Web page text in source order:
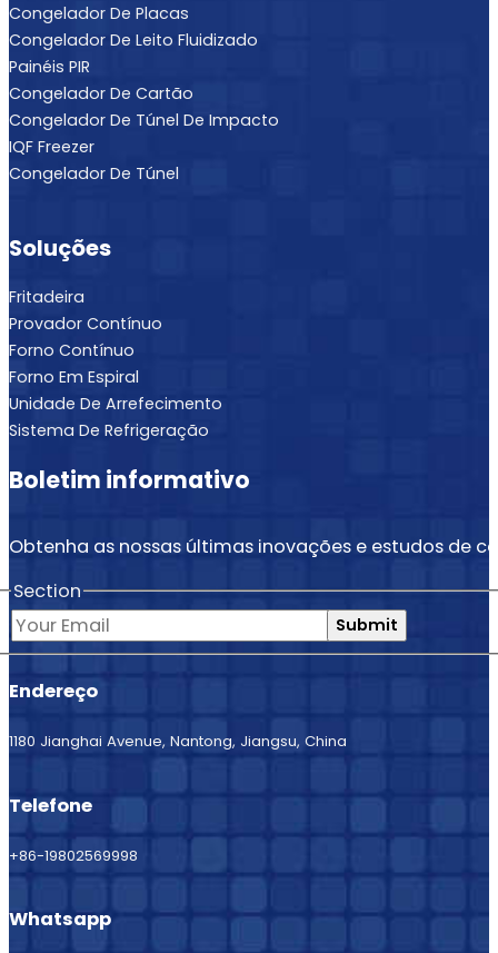
Congelador De Placas
Congelador De Leito Fluidizado
Painéis PIR
Congelador De Cartão
Congelador De Túnel De Impacto
IQF Freezer
Congelador De Túnel
Soluções
Fritadeira
Provador Contínuo
Forno Contínuo
Forno Em Espiral
Unidade De Arrefecimento
Sistema De Refrigeração
Boletim informativo
Obtenha as nossas últimas inovações e estudos de
Section
Submit
Endereço
1180 Jianghai Avenue, Nantong, Jiangsu, China
Telefone
+86-19802569998
Whatsapp